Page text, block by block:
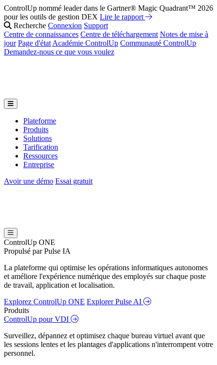
ControlUp nommé leader dans le Gartner® Magic Quadrant™ 2026
pour les outils de gestion DEX Lire le rapport
Recherche Connexion Support
Centre de connaissances Centre de téléchargement Notes de mise à
jour Page d'état Académie ControlUp Communauté ControlUp
Demandez-nous ce que vous voulez
Plateforme
Produits
Solutions
Tarification
Ressources
Entreprise
Avoir une démo Essai gratuit
ControlUp ONE
Propulsé par Pulse IA
La plateforme qui optimise les opérations informatiques autonomes
et améliore l'expérience numérique des employés sur chaque poste
de travail, application et localisation.
Explorez ControlUp ONE Explorer Pulse AI
Produits
ControlUp pour VDI
Surveillez, dépannez et optimisez chaque bureau virtuel avant que
les sessions lentes et les plantages d'applications n'interrompent votre
personnel.